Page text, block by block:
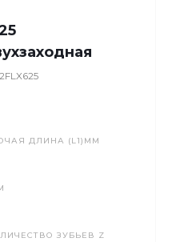
ДЛИНА (L1)ММ
ЗУБЬЕВ Z